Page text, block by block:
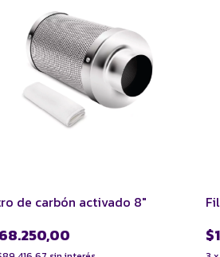
de carbón activado 8"